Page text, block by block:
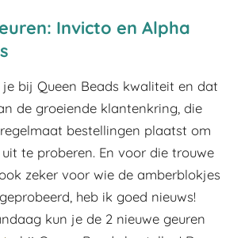
Invicto en Alpha
bij Queen Beads kwaliteit en dat
de groeiende klantenkring, die
bestellingen plaatst om
te proberen. En voor die trouwe
zeker voor wie de amberblokjes
heb ik goed nieuws!
kun je de 2 nieuwe geuren